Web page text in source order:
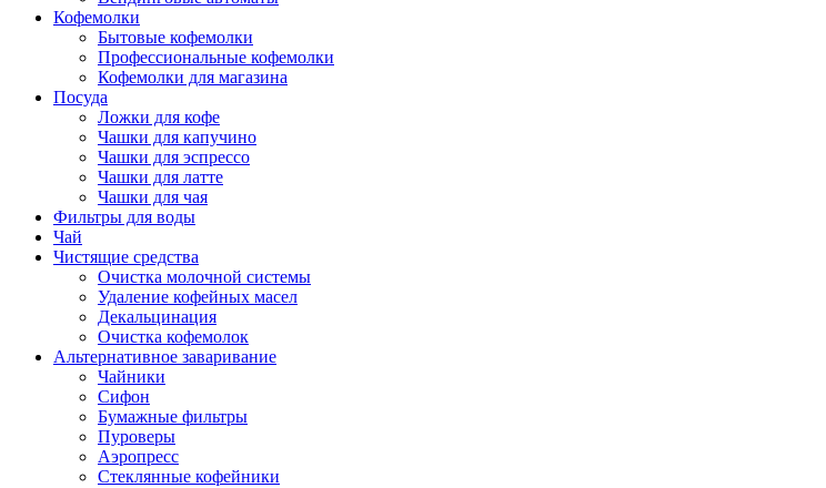
Кофемолки
Бытовые кофемолки
Профессиональные кофемолки
Кофемолки для магазина
Посуда
Ложки для кофе
Чашки для капучино
Чашки для эспрессо
Чашки для латте
Чашки для чая
Фильтры для воды
Чай
Чистящие средства
Очистка молочной системы
Удаление кофейных масел
Декальцинация
Очистка кофемолок
Альтернативное заваривание
Чайники
Сифон
Бумажные фильтры
Пуроверы
Аэропресс
Стеклянные кофейники